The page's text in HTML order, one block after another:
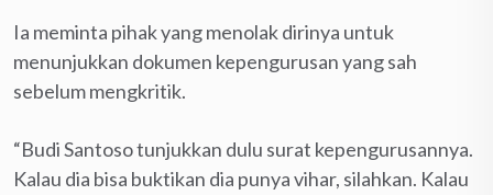
Ia meminta pihak yang menolak dirinya untuk
menunjukkan doku­men kepengurusan yang sah
sebelum mengkritik.
“Budi Santoso tunjukkan dulu surat kepengurusannya.
Kalau dia bisa buktikan dia punya vihar, silahkan. Kalau